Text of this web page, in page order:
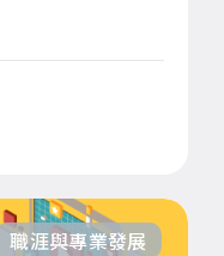
職涯與專業發展